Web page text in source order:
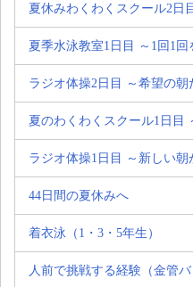
夏休みわくわくスクール2日
夏季水泳教室1日目 ～1回1回
ラジオ体操2日目 ～希望の朝
夏のわくわくスクール1日目
ラジオ体操1日目 ～新しい朝
44日間の夏休みへ
着衣泳（1・3・5年生）
人前で挑戦する経験（金管